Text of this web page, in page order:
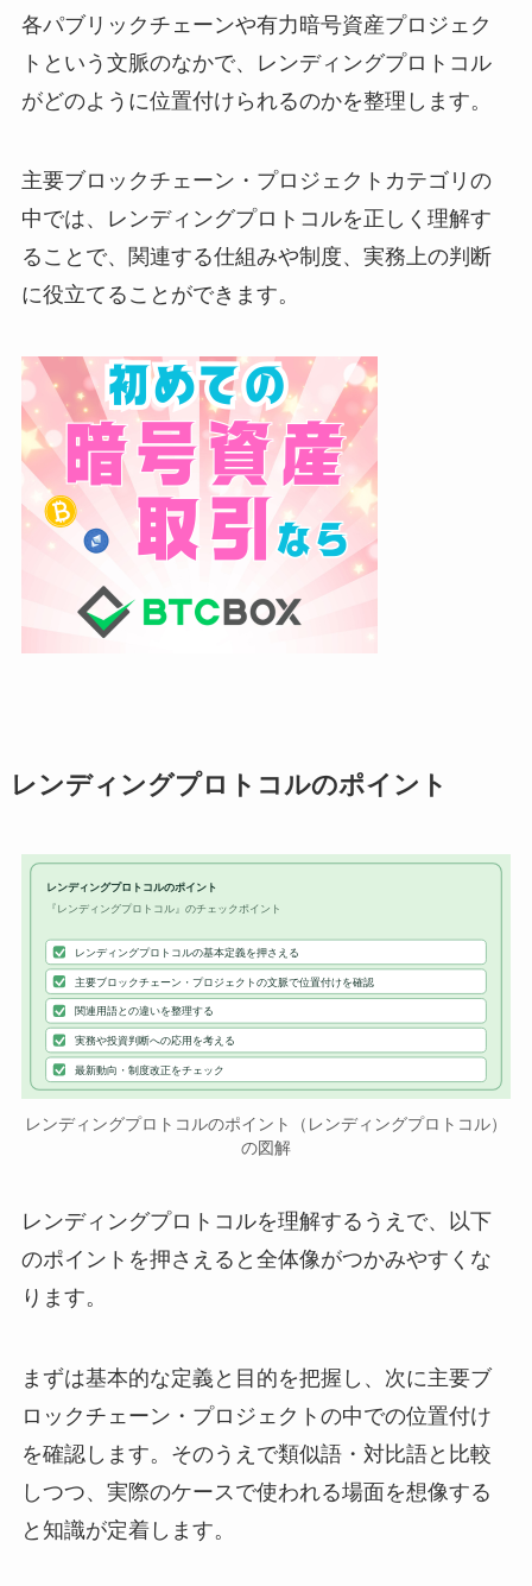
各パブリックチェーンや有力暗号資産プロジェク
トという文脈のなかで、レンディングプロトコル
がどのように位置付けられるのかを整理します。
主要ブロックチェーン・プロジェクトカテゴリの
中では、レンディングプロトコルを正しく理解す
ることで、関連する仕組みや制度、実務上の判断
に役立てることができます。
レンディングプロトコルのポイント
レンディングプロトコルのポイント
『レンディングプロトコル』のチェックポイント
レンディングプロトコルの基本定義を押さえる
主要ブロックチェーン・プロジェクトの文脈で位置付けを確認
関連用語との違いを整理する
実務や投資判断への応用を考える
最新動向・制度改正をチェック
レンディングプロトコルのポイント（レンディングプロトコル）
の図解
レンディングプロトコルを理解するうえで、以下
のポイントを押さえると全体像がつかみやすくな
ります。
まずは基本的な定義と目的を把握し、次に主要ブ
ロックチェーン・プロジェクトの中での位置付け
を確認します。そのうえで類似語・対比語と比較
しつつ、実際のケースで使われる場面を想像する
と知識が定着します。